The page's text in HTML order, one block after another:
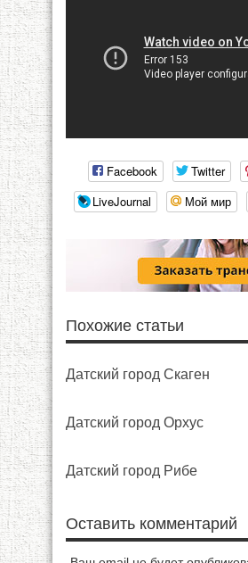
Facebook Twitter
LiveJournal
Мой мир
Похожие статьи
Датский город Скаген
Датский город Орхус
Датский город Рибе
Оставить комментарий